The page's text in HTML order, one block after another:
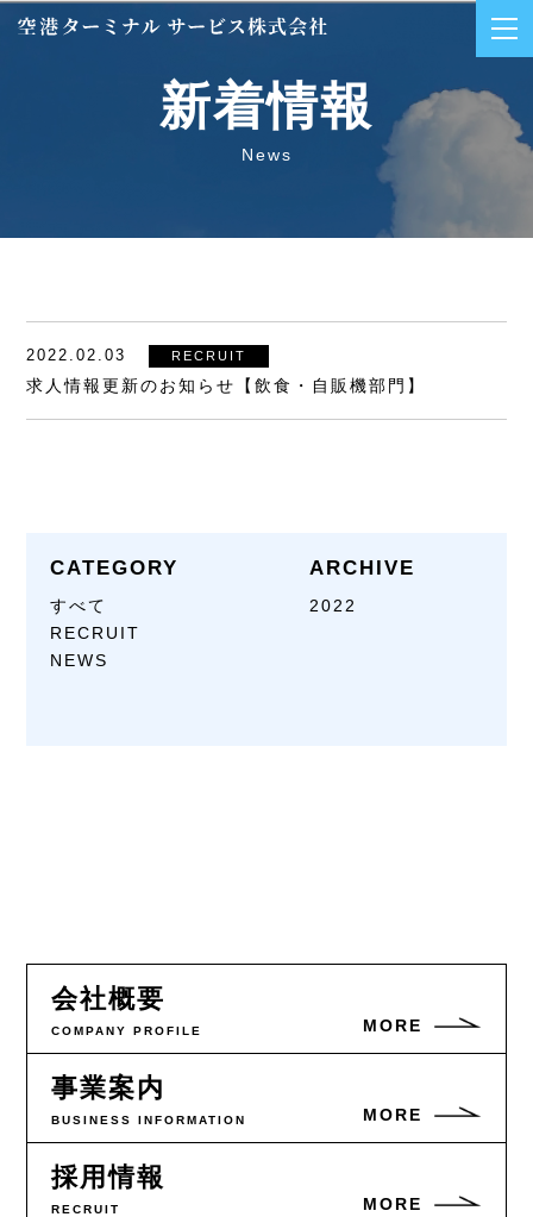
新着情報
News
2022.02.03 RECRUIT
求人情報更新のお知らせ【飲食・自販機部門】
CATEGORY
すべて
RECRUIT
NEWS
ARCHIVE
2022
会社概要
COMPANY PROFILE MORE
事業案内
BUSINESS INFORMATION MORE
採用情報
RECRUIT MORE